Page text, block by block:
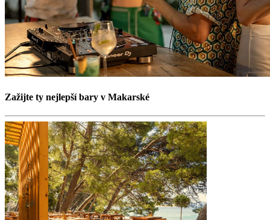
Zažijte ty nejlepší bary v Makarské